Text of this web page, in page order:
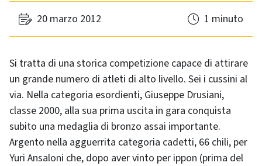
20 marzo 2012 1 minuto
Si tratta di una storica competizione capace di attirare
un grande numero di atleti di alto livello. Sei i cussini al
via. Nella categoria esordienti, Giuseppe Drusiani,
classe 2000, alla sua prima uscita in gara conquista
subito una medaglia di bronzo assai importante.
Argento nella agguerrita categoria cadetti, 66 chili, per
Yuri Ansaloni che, dopo aver vinto per ippon (prima del